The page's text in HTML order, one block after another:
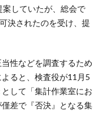
していたが、総会で
決されたのを受け、提
性などを調査するため
ると、検査役が11月5
して「集計作業室にお
差で『否決』となる集